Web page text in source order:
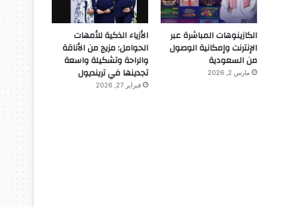
الكازينوهات المباشرة عبر
الإنترنت وإمكانية الوصول
من السعودية
مارس 2, 2026
الأزياء الذكية للأمهات
الحوامل: مزيج من الأناقة
والراحة وتشكيلة واسعة
تجدينها في ترينديول
فبراير 27, 2026